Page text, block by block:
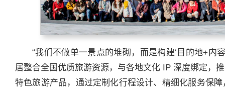
“我们不做单一景点的堆砌，而是构建‘目的地+内
居整合全国优质旅游资源，与各地文化 IP 深度绑定，
特色旅游产品，通过定制化行程设计、精细化服务保